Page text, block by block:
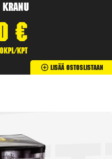
Kranu
€
kpt
Lisää Ostoslistaan